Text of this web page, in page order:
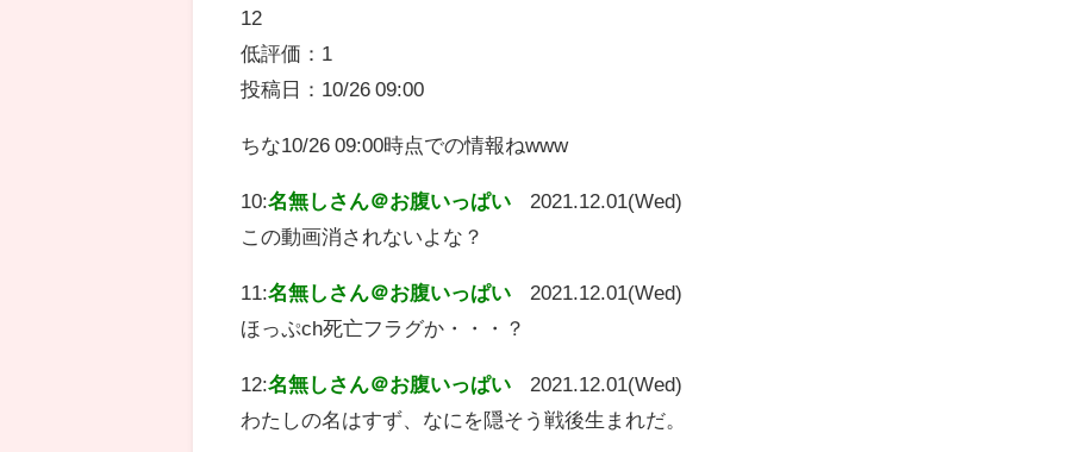
12
低評価：1
投稿日：10/26 09:00
ちな10/26 09:00時点での情報ねwww
10:名無しさん＠お腹いっぱい
2021.12.01(Wed)
この動画消されないよな？
11:名無しさん＠お腹いっぱい
2021.12.01(Wed)
ほっぷch死亡フラグか・・・？
12:名無しさん＠お腹いっぱい
2021.12.01(Wed)
わたしの名はすず、なにを隠そう戦後生まれだ。